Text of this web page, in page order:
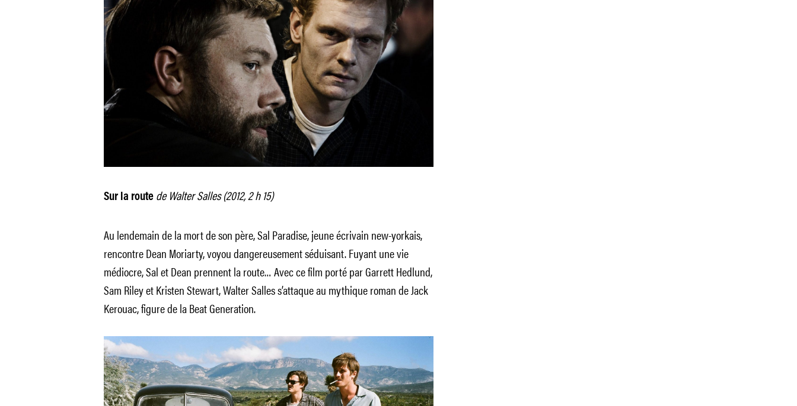
Sur la route de Walter Salles (2012, 2 h 15)
Au lendemain de la mort de son père, Sal Paradise, jeune écrivain new-yorkais,
rencontre Dean Moriarty, voyou dangereusement séduisant. Fuyant une vie
médiocre, Sal et Dean prennent la route… Avec ce film porté par Garrett Hedlund,
Sam Riley et Kristen Stewart, Walter Salles s’attaque au mythique roman de Jack
Kerouac, figure de la Beat Generation.